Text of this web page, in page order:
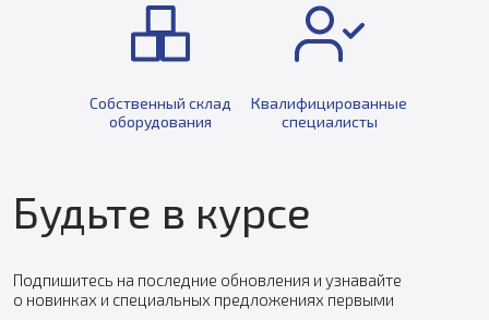
Собственный склад
оборудования
Квалифицированные
специалисты
Будьте в курсе
Подпишитесь на последние обновления и узнавайте
о новинках и специальных предложениях первыми